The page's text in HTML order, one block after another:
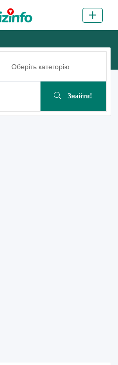
Оберіть категорію
Знайти!